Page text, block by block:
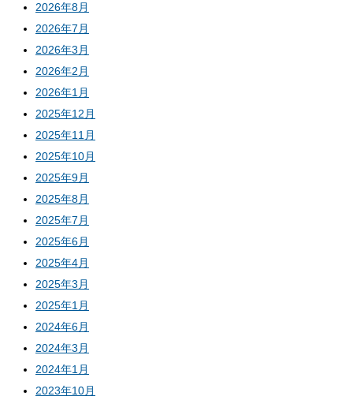
2026年8月
2026年7月
2026年3月
2026年2月
2026年1月
2025年12月
2025年11月
2025年10月
2025年9月
2025年8月
2025年7月
2025年6月
2025年4月
2025年3月
2025年1月
2024年6月
2024年3月
2024年1月
2023年10月